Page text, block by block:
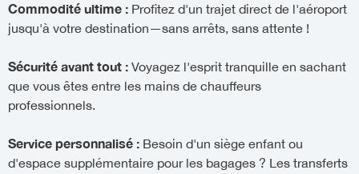
Commodité ultime : Profitez d'un trajet direct de l'aéroport
jusqu'à votre destination—sans arrêts, sans attente !
Sécurité avant tout : Voyagez l'esprit tranquille en sachant
que vous êtes entre les mains de chauffeurs
professionnels.
Service personnalisé : Besoin d'un siège enfant ou
d'espace supplémentaire pour les bagages ? Les transferts